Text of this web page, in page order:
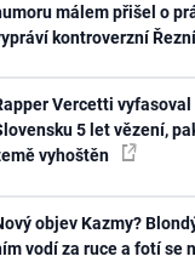
málem přišel o
kontroverzní
Vercetti vyfasoval
5 let vězení,
vyhoštěn
objev Kazmy?
vodí za ruce a fotí se